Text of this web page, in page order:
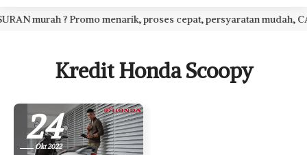
HONDA
DAFTAR HARGA
PROMO TERBARU
murah ? Promo menarik, proses cepat, persyaratan mudah,
Kredit Honda Scoopy
24
Okt 2022